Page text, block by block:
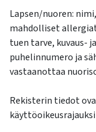
Lapsen/nuoren:
mahdolliset
tuen tarve, kuvaus-
puhelinnumero ja
vastaanottaa
Rekisterin tiedot